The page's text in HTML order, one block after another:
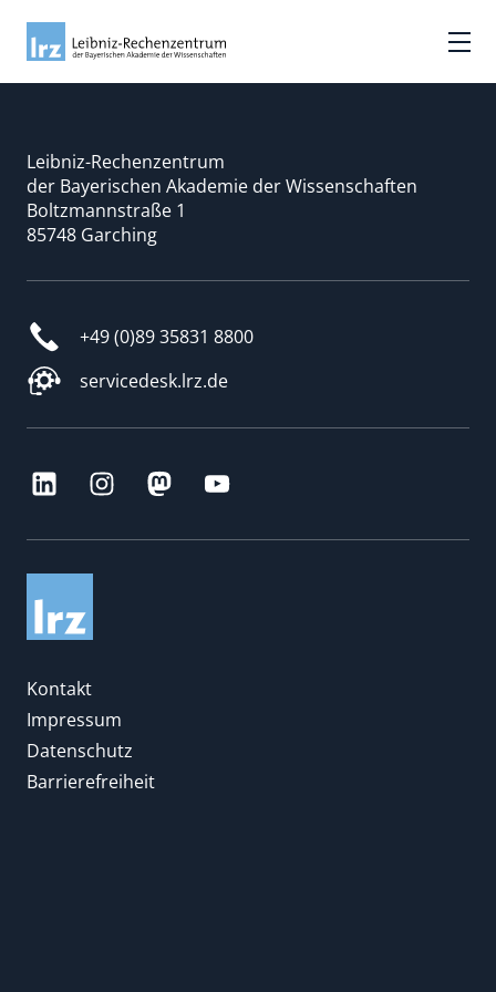
Leibniz-Rechenzentrum
der Bayerischen Akademie der Wissenschaften
Boltzmannstraße 1
85748 Garching
+49 (0)89 35831 8800
servicedesk.lrz.de
Kontakt
Impressum
Datenschutz
Barrierefreiheit